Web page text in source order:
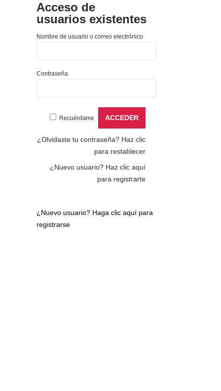
Acceso de
usuarios existentes
Nombre de usuario o correo electrónico
Contraseña
Recuérdame
¿Olvidaste tu contraseña? Haz clic
para restablecer
¿Nuevo usuario? Haz clic aquí
para registrarte
¿Nuevo usuario? Haga clic aquí para
registrarse